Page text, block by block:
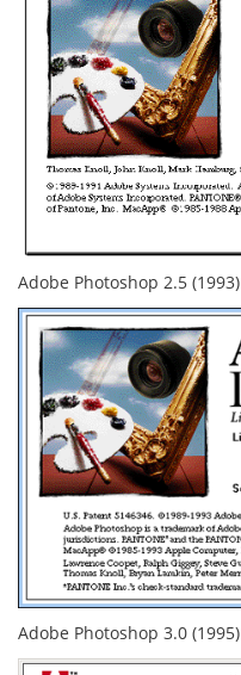
Adobe Photoshop 2.5 (1993)
Adobe Photoshop 3.0 (1995)